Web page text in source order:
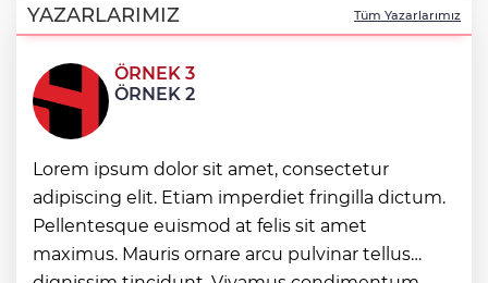
başarıya imza attı
Kocaeli'de Dilovası Kent Meydanı hızlandı
Bursa Nilüfer’e 7 yeni park kazandırılıyor
İzmir Güzelbahçe Zabıtası'ndan kapsamlı
gıda denetimi
YAZARLARIMIZ Tüm Yazarlarımız
ÖRNEK 3
ÖRNEK 2
Lorem ipsum dolor sit amet, consectetur
adipiscing elit. Etiam imperdiet fringilla dictum.
Pellentesque euismod at felis sit amet
maximus. Mauris ornare arcu pulvinar tellus